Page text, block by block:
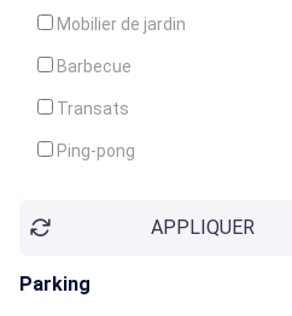
Mobilier de jardin
Barbecue
Transats
Ping-pong
Jeux d'enfantsAPPLIQUER
Parking